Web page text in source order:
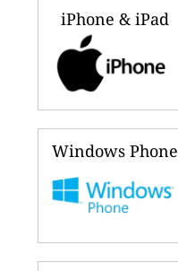
iPhone & iPad
Windows Phone